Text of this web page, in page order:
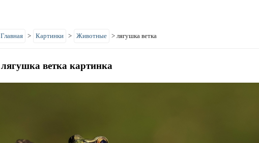
Главная > Картинки > Животные > лягушка ветка
лягушка ветка картинка